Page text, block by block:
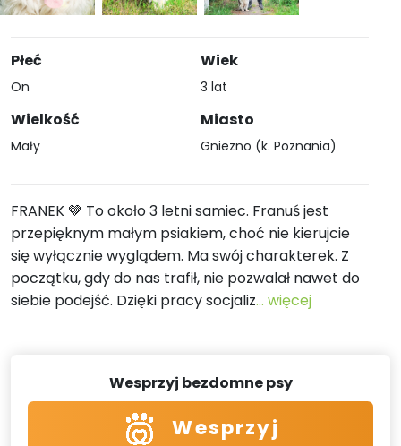
Płeć
On
Wielkość
Mały
Wiek
3 lat
Miasto
Gniezno (k. Poznania)
FRANEK 🤎 To około 3 letni samiec. Franuś jest
przepięknym małym psiakiem, choć nie kierujcie
się wyłącznie wyglądem. Ma swój charakterek. Z
początku, gdy do nas trafił, nie pozwalał nawet do
siebie podejść. Dzięki pracy socjaliz... więcej
Wesprzyj bezdomne psy
Wesprzyj